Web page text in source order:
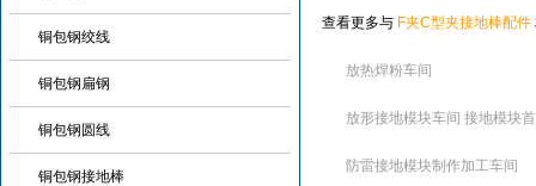
铜包钢绞线
铜包钢扁钢
铜包钢圆线
铜包钢接地棒
查看更多与 F夹C型夹接地棒配件
放热焊粉车间
放形接地模块车间 接地模块
防雷接地模块制作加工车间